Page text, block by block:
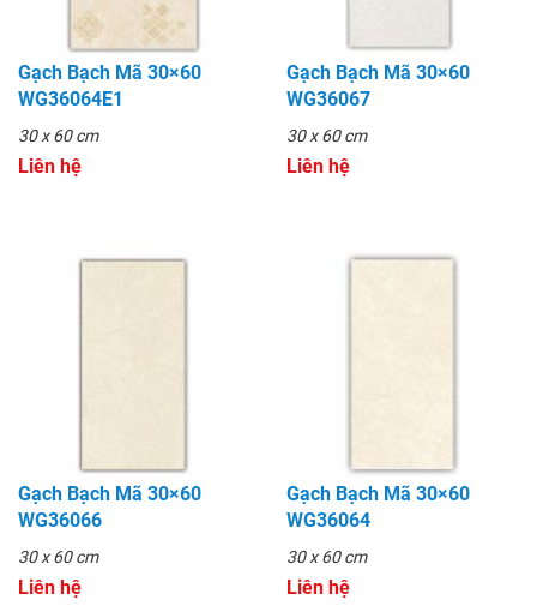
Gạch Bạch Mã 30×60
WG36064E1
30 x 60 cm
Liên hệ
Gạch Bạch Mã 30×60
WG36067
30 x 60 cm
Liên hệ
Gạch Bạch Mã 30×60
WG36066
30 x 60 cm
Liên hệ
Gạch Bạch Mã 30×60
WG36064
30 x 60 cm
Liên hệ